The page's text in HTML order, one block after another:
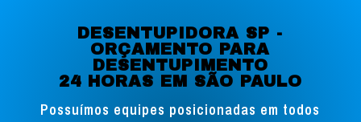
DESENTUPIDORA SP -
ORÇAMENTO PARA
DESENTUPIMENTO
24 HORAS EM SÃO PAULO
Possuímos equipes posicionadas em todos